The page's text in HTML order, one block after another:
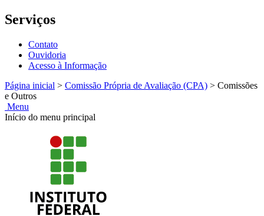
Serviços
Contato
Ouvidoria
Acesso à Informação
Página inicial > Comissão Própria de Avaliação (CPA) > Comissões
e Outros
Menu
Início do menu principal